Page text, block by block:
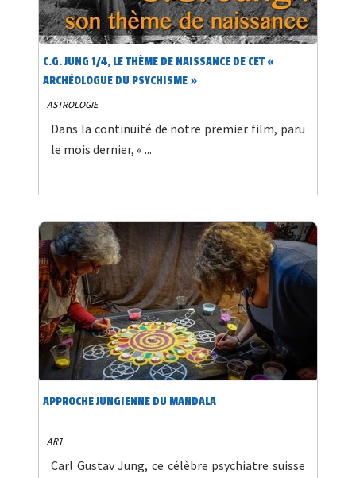
C.G. JUNG 1/4, LE THÈME DE NAISSANCE DE CET «
ARCHÉOLOGUE DU PSYCHISME »
ASTROLOGIE
Dans la continuité de notre premier film, paru
le mois dernier, « ...
APPROCHE JUNGIENNE DU MANDALA
ART
Carl Gustav Jung, ce célèbre psychiatre suisse